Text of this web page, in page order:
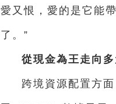
愛又恨，愛的是它能
了。”
從現金為王走向
跨境資源配置方